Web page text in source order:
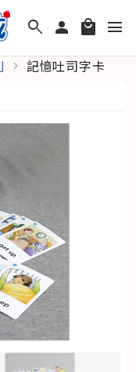
search person local_mall menu
chevron_right 記憶吐司字卡